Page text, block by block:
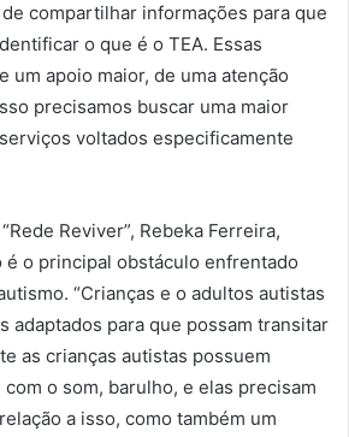
compartilhar informações para que
o que é o TEA. Essas
um apoio maior, de uma atenção
precisamos buscar uma maior
voltados especificamente
Reviver”, Rebeka Ferreira,
é o principal obstáculo enfrentado
“Crianças e o adultos autistas
adaptados para que possam transitar
as crianças autistas possuem
o som, barulho, e elas precisam
a isso, como também um